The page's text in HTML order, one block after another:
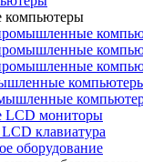
мониторы
клавиатура
оборудование